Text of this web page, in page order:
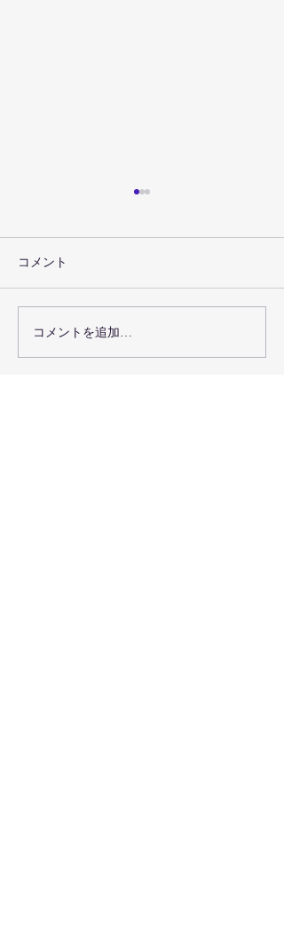
【代表登壇のお知らせ】
食と地域の未来会議 in 弘
コメント
コメントを追加…